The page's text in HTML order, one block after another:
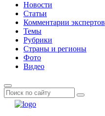
Новости
Статьи
Комментарии экспертов
Темы
Рубрики
Страны и регионы
Фото
Видео